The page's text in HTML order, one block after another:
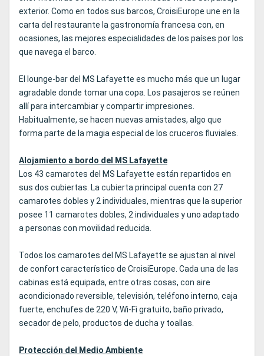
exterior. Como en todos sus barcos, CroisiEurope une en la
carta del restaurante la gastronomía francesa con, en
ocasiones, las mejores especialidades de los países por los
que navega el barco.
El lounge-bar del MS Lafayette es mucho más que un lugar
agradable donde tomar una copa. Los pasajeros se reúnen
allí para intercambiar y compartir impresiones.
Habitualmente, se hacen nuevas amistades, algo que
forma parte de la magia especial de los cruceros fluviales.
Alojamiento a bordo del MS Lafayette
Los 43 camarotes del MS Lafayette están repartidos en
sus dos cubiertas. La cubierta principal cuenta con 27
camarotes dobles y 2 individuales, mientras que la superior
posee 11 camarotes dobles, 2 individuales y uno adaptado
a personas con movilidad reducida.
Todos los camarotes del MS Lafayette se ajustan al nivel
de confort característico de CroisiEurope. Cada una de las
cabinas está equipada, entre otras cosas, con aire
acondicionado reversible, televisión, teléfono interno, caja
fuerte, enchufes de 220 V, Wi-Fi gratuito, baño privado,
secador de pelo, productos de ducha y toallas.
Protección del Medio Ambiente